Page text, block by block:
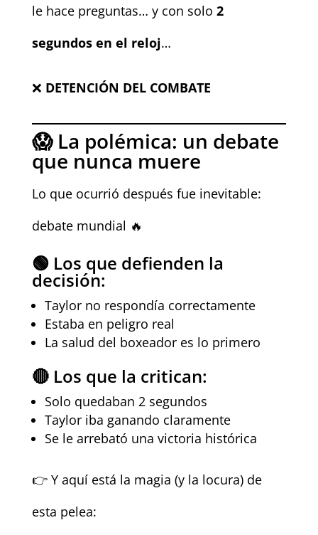
le hace preguntas… y con solo 2
segundos en el reloj…
❌ DETENCIÓN DEL COMBATE
😱 La polémica: un debate
que nunca muere
Lo que ocurrió después fue inevitable:
debate mundial 🔥
🟢 Los que defienden la
decisión:
Taylor no respondía correctamente
Estaba en peligro real
La salud del boxeador es lo primero
🔴 Los que la critican:
Solo quedaban 2 segundos
Taylor iba ganando claramente
Se le arrebató una victoria histórica
👉 Y aquí está la magia (y la locura) de
esta pelea: